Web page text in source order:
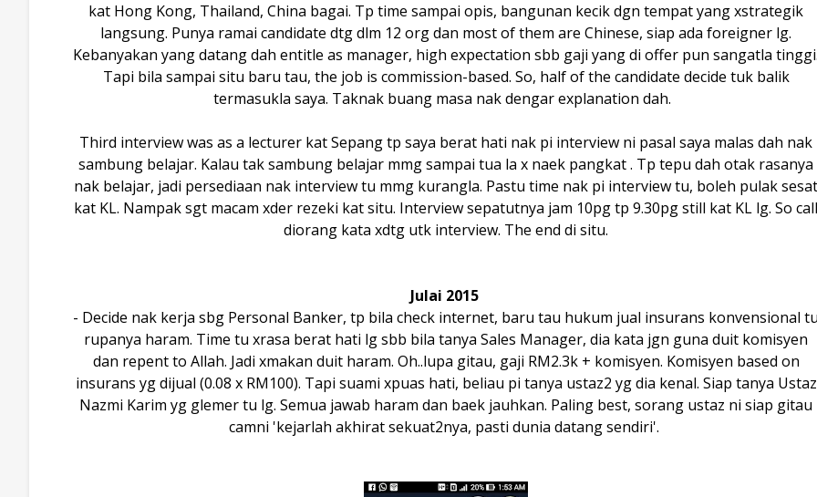
kat Hong Kong, Thailand, China bagai. Tp time sampai opis, bangunan kecik dgn tempat yang xstrategik
langsung. Punya ramai candidate dtg dlm 12 org dan most of them are Chinese, siap ada foreigner lg.
Kebanyakan yang datang dah entitle as manager, high expectation sbb gaji yang di offer pun sangatla
Tapi bila sampai situ baru tau, the job is commission-based. So, half of the candidate decide tuk balik
termasukla saya. Taknak buang masa nak dengar explanation dah.
Third interview was as a lecturer kat Sepang tp saya berat hati nak pi interview ni pasal saya malas dah nak
sambung belajar. Kalau tak sambung belajar mmg sampai tua la x naek pangkat . Tp tepu dah otak rasanya
nak belajar, jadi persediaan nak interview tu mmg kurangla. Pastu time nak pi interview tu, boleh pulak sesat
kat KL. Nampak sgt macam xder rezeki kat situ. Interview sepatutnya jam 10pg tp 9.30pg still kat KL lg. So call
diorang kata xdtg utk interview. The end di situ.
Julai 2015
- Decide nak kerja sbg Personal Banker, tp bila check internet, baru tau hukum jual insurans konvensional
rupanya haram. Time tu xrasa berat hati lg sbb bila tanya Sales Manager, dia kata jgn guna duit komisyen
dan repent to Allah. Jadi xmakan duit haram. Oh..lupa gitau, gaji RM2.3k + komisyen. Komisyen based on
insurans yg dijual (0.08 x RM100). Tapi suami xpuas hati, beliau pi tanya ustaz2 yg dia kenal. Siap tanya Ustaz
Nazmi Karim yg glemer tu lg. Semua jawab haram dan baek jauhkan. Paling best, sorang ustaz ni siap gitau
camni 'kejarlah akhirat sekuat2nya, pasti dunia datang sendiri'.